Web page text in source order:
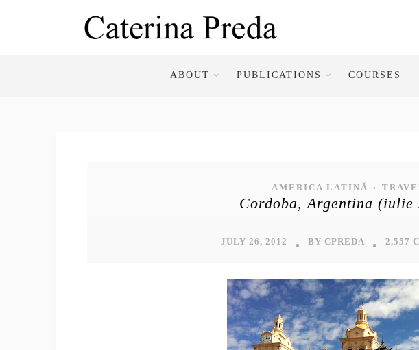
ABOUT PUBLICATIONS COURSES
AMERICA LATINĂ •
Cordoba, Argentina (iulie
JULY 26, 2012 BY CPREDA 2,557